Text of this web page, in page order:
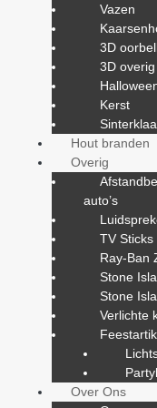
Naam
Mijn naam, e-mail
de volgende keer
You May Also Like
Vazen
3D
3D overig
Kerst
Hout branden
Overig
auto’s
TV Sticks
Ray-Ban
Stone
Stone
Verlichte
Over Ons